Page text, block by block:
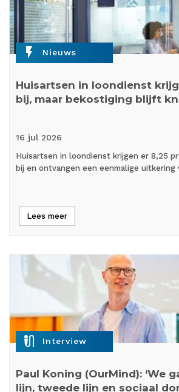
flash_on Nieuws
Huisartsen in loondienst
bij, maar bekostiging blijft
16 jul 2026
Huisartsen in loondienst krijgen er 8,25
bij en ontvangen een eenmalige uitkering
Lees meer
mic_external_on Interview
Paul Koning (OurMind): ‘We
lijn, tweede lijn en sociaal